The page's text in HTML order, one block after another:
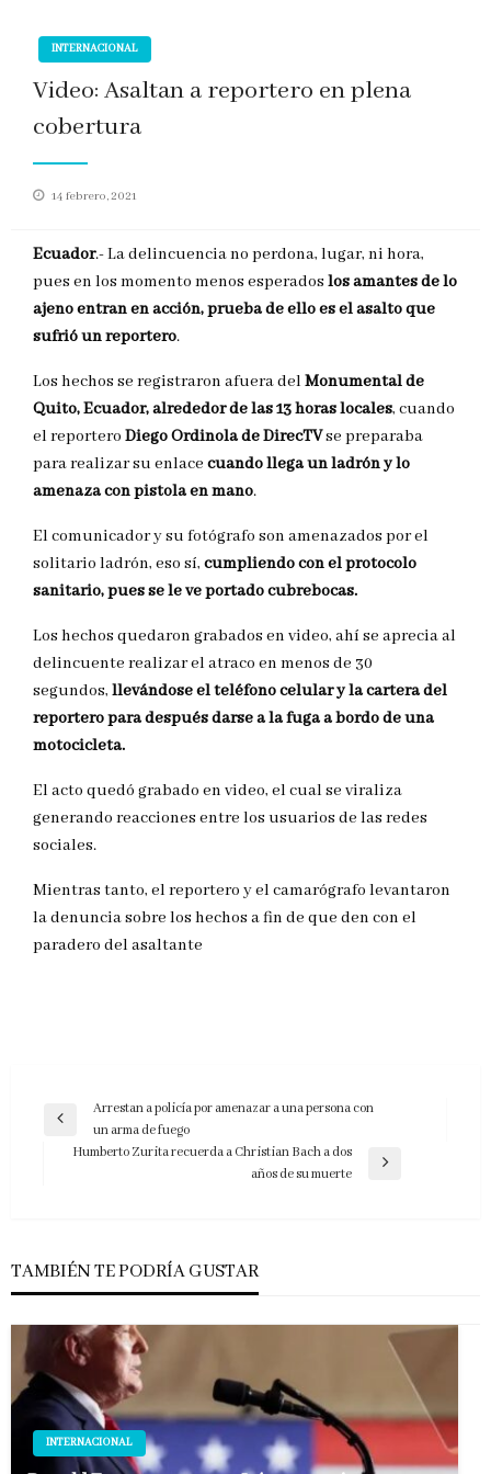
INTERNACIONAL
Video: Asaltan a reportero en plena
cobertura
Publicado
14 febrero, 2021
Ecuador.- La delincuencia no perdona, lugar, ni hora,
pues en los momento menos esperados los amantes de lo
ajeno entran en acción, prueba de ello es el asalto que
sufrió un reportero.
Los hechos se registraron afuera delMonumental de
Quito, Ecuador, alrededor de las 13 horas locales, cuando
el reportero Diego Ordinola de DirecTVse preparaba
para realizar su enlace cuando llega un ladrón y lo
amenaza con pistola en mano.
El comunicador y su fotógrafo son amenazados por el
solitario ladrón, eso sí, cumpliendo con el protocolo
sanitario, pues se le ve portado cubrebocas.
Los hechos quedaron grabados en video, ahí se aprecia al
delincuente realizar el atraco en menos de 30
segundos, llevándose el teléfono celular y la cartera del
reportero para después darse a la fuga a bordo de una
motocicleta.
El acto quedó grabado en video, el cual se viraliza
generando reacciones entre los usuarios de las redes
sociales.
Mientras tanto, el reportero y el camarógrafo levantaron
la denuncia sobre los hechos a fin de que den con el
paradero del asaltante
Navegación
Entrada
anterior
Arrestan a policía por amenazar a una persona con
un arma de fuego
Humberto Zurita recuerda a Christian Bach a dos
años de su muerte
TAMBIÉN TE PODRÍA GUSTAR
INTERNACIONAL